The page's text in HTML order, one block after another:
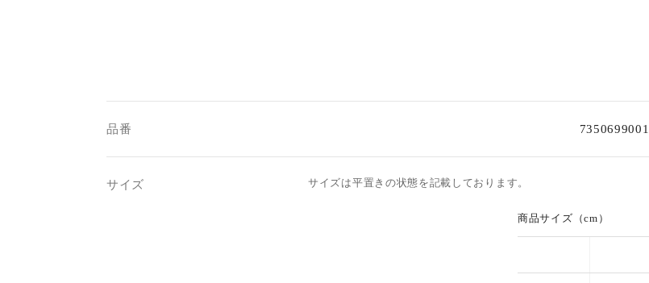
品番 7350699001
サイズ サイズは平置きの状態を記載しております。
商品サイズ（cm）